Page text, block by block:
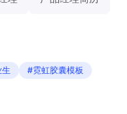
#霓虹胶囊模板